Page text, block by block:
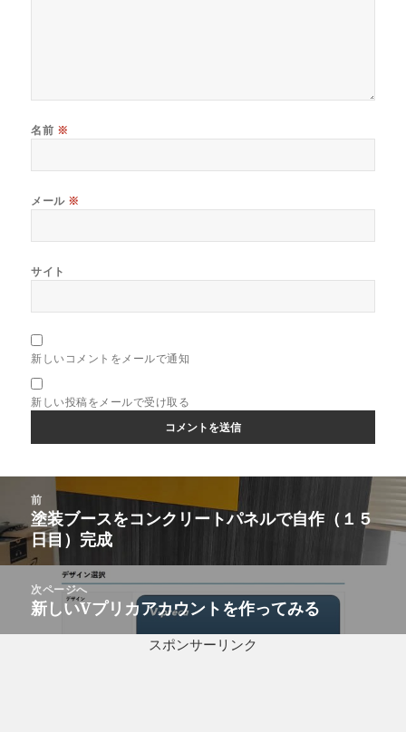
名前 ※
メール ※
サイト
新しいコメントをメールで通知
新しい投稿をメールで受け取る
ナ
ビ
ョ
前
前
の
投
稿:
塗装ブースをコンクリートパネルで自作（１５
日目）完成
次ページへ
次
新しいVプリカアカウントを作ってみる
スポンサーリンク